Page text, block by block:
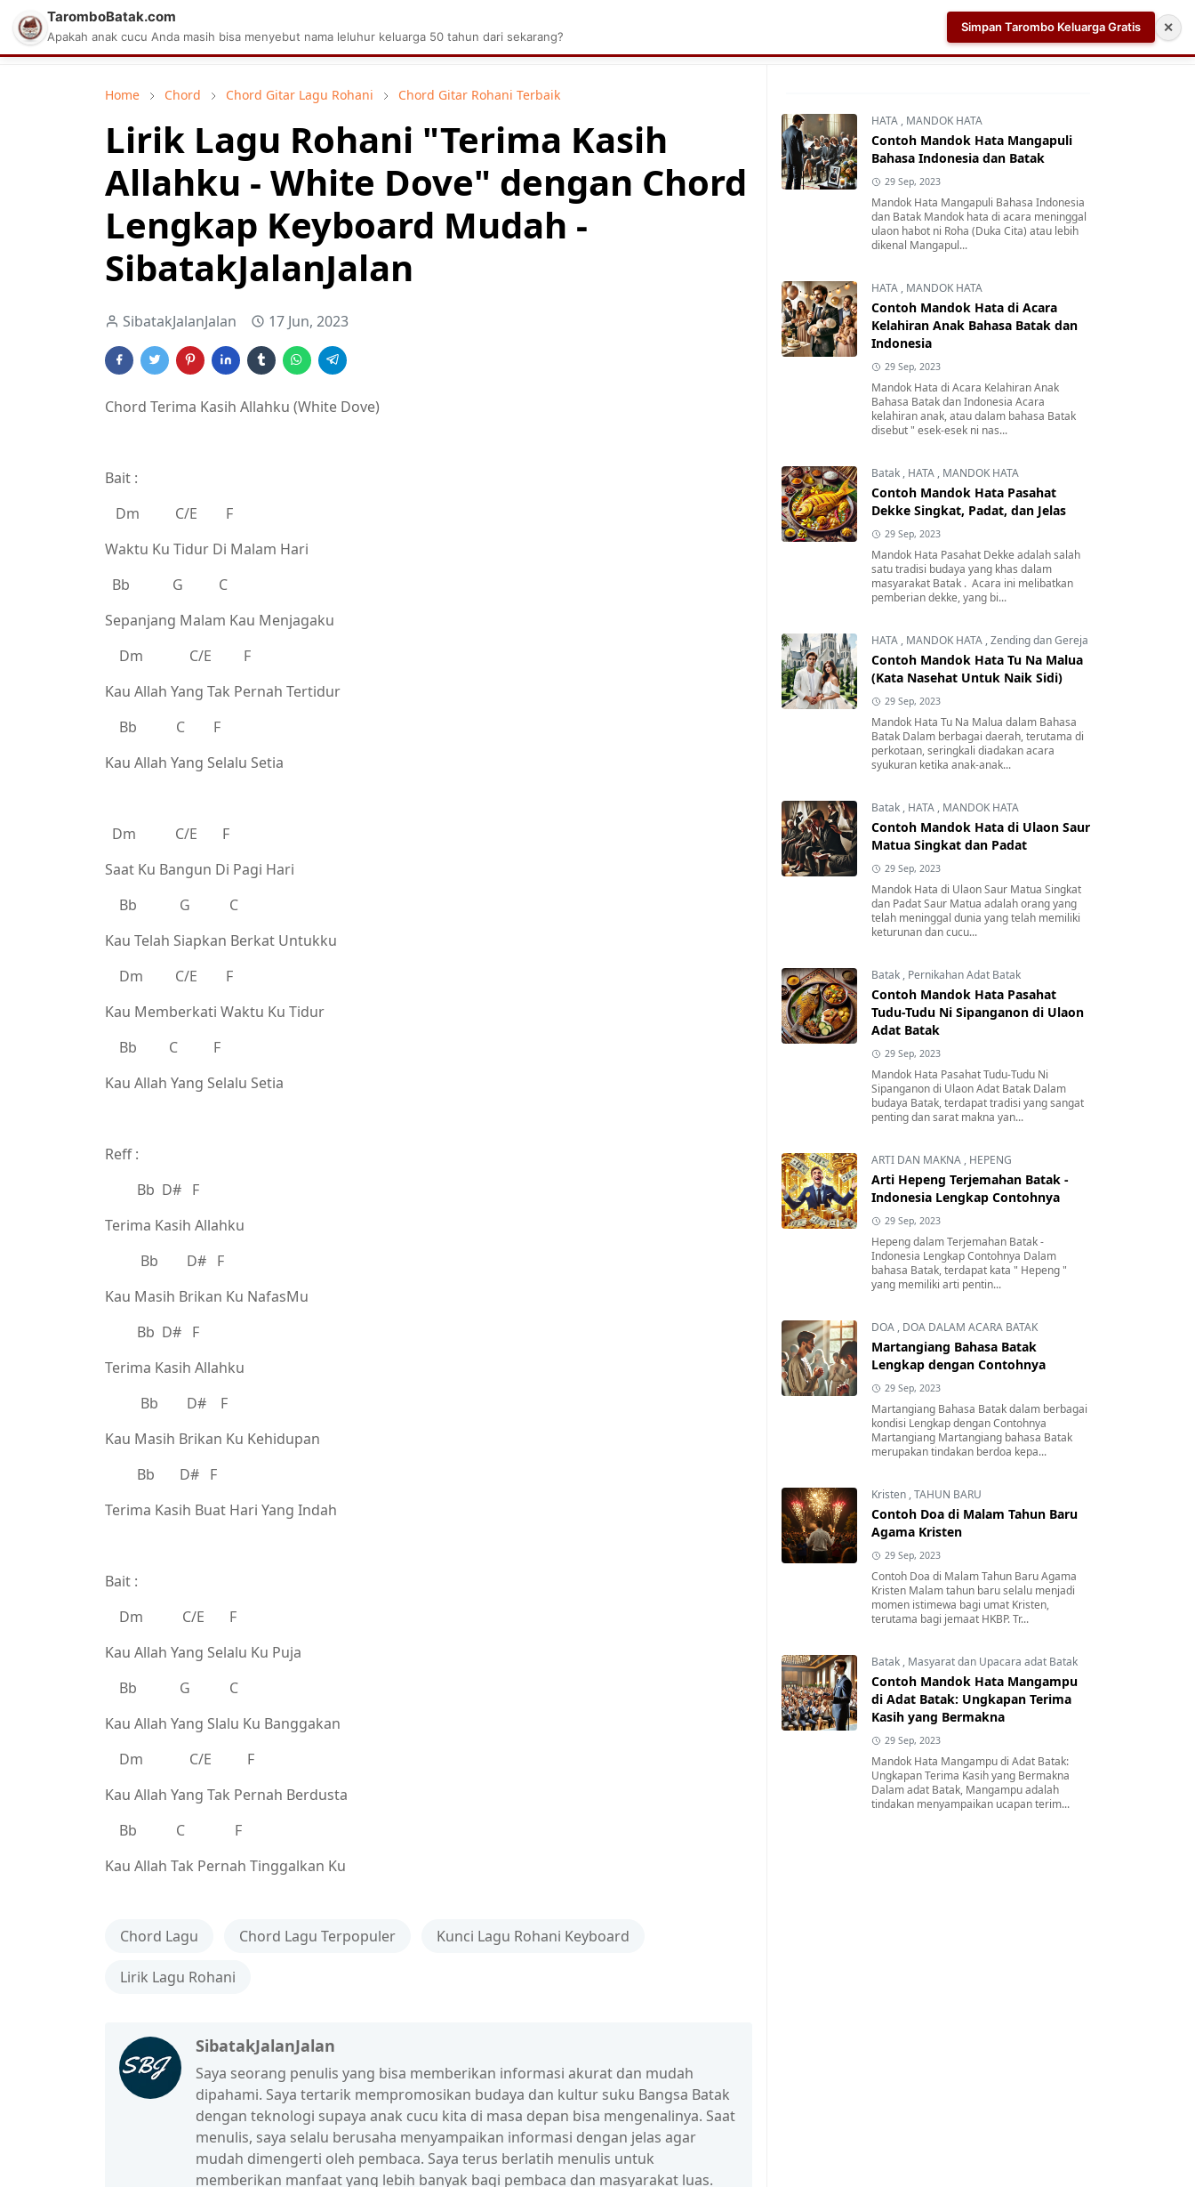
Matius Celcius Sinaga Aplikasi Pabrik Kelapa Sawit Tarombo Batak Aplikasi AI Teleprompter dan Pembuat Skrip Video
Home Chord Chord Gitar Lagu Rohani Chord Gitar Rohani Terbaik
Lirik Lagu Rohani "Terima Kasih
Allahku - White Dove" dengan Chord
Lengkap Keyboard Mudah -
SibatakJalanJalan
SibatakJalanJalan 17 Jun, 2023
Chord Terima Kasih Allahku (White Dove)
Bait :
Dm C/E F
Waktu Ku Tidur Di Malam Hari
Bb G C
Sepanjang Malam Kau Menjagaku
Dm C/E F
Kau Allah Yang Tak Pernah Tertidur
Bb C F
Kau Allah Yang Selalu Setia
Dm C/E F
Saat Ku Bangun Di Pagi Hari
Bb G C
Kau Telah Siapkan Berkat Untukku
Dm C/E F
Kau Memberkati Waktu Ku Tidur
Bb C F
Kau Allah Yang Selalu Setia
Reff :
Bb D# F
Terima Kasih Allahku
Bb D# F
Kau Masih Brikan Ku NafasMu
Bb D# F
Terima Kasih Allahku
Bb D# F
Kau Masih Brikan Ku Kehidupan
Bb D# F
Terima Kasih Buat Hari Yang Indah
Bait :
Dm C/E F
Kau Allah Yang Selalu Ku Puja
Bb G C
Kau Allah Yang Slalu Ku Banggakan
Dm C/E F
Kau Allah Yang Tak Pernah Berdusta
Bb C F
Kau Allah Tak Pernah Tinggalkan Ku
Chord Lagu Chord Lagu Terpopuler Kunci Lagu Rohani Keyboard
Lirik Lagu Rohani
SibatakJalanJalan
Saya seorang penulis yang bisa memberikan informasi akurat dan mudah
dipahami. Saya tertarik mempromosikan budaya dan kultur suku Bangsa Batak
dengan teknologi supaya anak cucu kita di masa depan bisa mengenalinya. Saat
menulis, saya selalu berusaha menyampaikan informasi dengan jelas agar
mudah dimengerti oleh pembaca. Saya terus berlatih menulis untuk
memberikan manfaat yang lebih banyak bagi pembaca dan masyarakat luas.
HATA , MANDOK HATA
Contoh Mandok Hata Mangapuli
Bahasa Indonesia dan Batak
29 Sep, 2023
Mandok Hata Mangapuli Bahasa Indonesia
dan Batak Mandok hata di acara meninggal
ulaon habot ni Roha (Duka Cita) atau lebih
dikenal Mangapul...
HATA , MANDOK HATA
Contoh Mandok Hata di Acara
Kelahiran Anak Bahasa Batak dan
Indonesia
29 Sep, 2023
Mandok Hata di Acara Kelahiran Anak
Bahasa Batak dan Indonesia Acara
kelahiran anak, atau dalam bahasa Batak
disebut " esek-esek ni nas...
Batak , HATA , MANDOK HATA
Contoh Mandok Hata Pasahat
Dekke Singkat, Padat, dan Jelas
29 Sep, 2023
Mandok Hata Pasahat Dekke adalah salah
satu tradisi budaya yang khas dalam
masyarakat Batak . Acara ini melibatkan
pemberian dekke, yang bi...
HATA , MANDOK HATA ,Zending dan Gereja
Contoh Mandok Hata Tu Na Malua
(Kata Nasehat Untuk Naik Sidi)
29 Sep, 2023
Mandok Hata Tu Na Malua dalam Bahasa
Batak Dalam berbagai daerah, terutama di
perkotaan, seringkali diadakan acara
syukuran ketika anak-anak...
Batak , HATA , MANDOK HATA
Contoh Mandok Hata di Ulaon Saur
Matua Singkat dan Padat
29 Sep, 2023
Mandok Hata di Ulaon Saur Matua Singkat
dan Padat Saur Matua adalah orang yang
telah meninggal dunia yang telah memiliki
keturunan dan cucu...
Batak , Pernikahan Adat Batak
Contoh Mandok Hata Pasahat
Tudu-Tudu Ni Sipanganon di Ulaon
Adat Batak
29 Sep, 2023
Mandok Hata Pasahat Tudu-Tudu Ni
Sipanganon di Ulaon Adat Batak Dalam
budaya Batak, terdapat tradisi yang sangat
penting dan sarat makna yan...
ARTI DAN MAKNA , HEPENG
Arti Hepeng Terjemahan Batak -
Indonesia Lengkap Contohnya
29 Sep, 2023
Hepeng dalam Terjemahan Batak -
Indonesia Lengkap Contohnya Dalam
bahasa Batak, terdapat kata " Hepeng "
yang memiliki arti pentin...
DOA , DOA DALAM ACARA BATAK
Martangiang Bahasa Batak
Lengkap dengan Contohnya
29 Sep, 2023
Martangiang Bahasa Batak dalam berbagai
kondisi Lengkap dengan Contohnya
Martangiang Martangiang bahasa Batak
merupakan tindakan berdoa kepa...
Kristen ,TAHUN BARU
Contoh Doa di Malam Tahun Baru
Agama Kristen
29 Sep, 2023
Contoh Doa di Malam Tahun Baru Agama
Kristen Malam tahun baru selalu menjadi
momen istimewa bagi umat Kristen,
terutama bagi jemaat HKBP. Tr...
Batak , Masyarat dan Upacara adat Batak
Contoh Mandok Hata Mangampu
di Adat Batak: Ungkapan Terima
Kasih yang Bermakna
29 Sep, 2023
Mandok Hata Mangampu di Adat Batak:
Ungkapan Terima Kasih yang Bermakna
Dalam adat Batak, Mangampu adalah
tindakan menyampaikan ucapan terim...
TaromboBatak.com
Apakah anak cucu Anda masih bisa menyebut nama leluhur keluarga 50 tahun dari sekarang?
Simpan Tarombo Keluarga Gratis ✕